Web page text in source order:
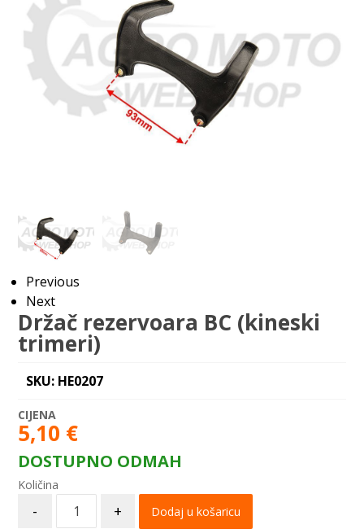
Previous
Next
Držač rezervoara BC (kineski
trimeri)
SKU: HE0207
5,10 €
DOSTUPNO ODMAH
- + Dodaj u košaricu